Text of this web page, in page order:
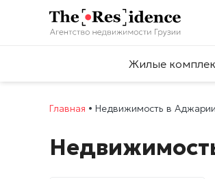
Жилые
Главная • Недвижимость в